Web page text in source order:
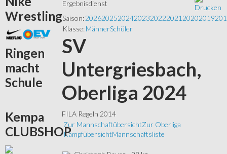
Ergebnisdienst
Saison:202620252024202320222021 20202019
Klasse:MännerSchüler
SV
Untergriesbach,
Oberliga 2024
FILA Regeln 2014
Zur MannschaftübersichtZur Oberliga
KampfübersichtMannschaftsliste
Wrestling
Ringen
macht
Schule
Kempa
CLUBSHOP